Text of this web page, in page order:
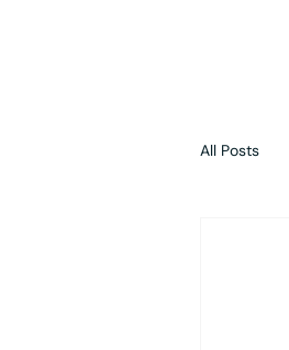
All Posts